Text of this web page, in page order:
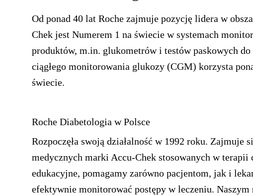
Od ponad 40 lat Roche zajmuje pozycję lidera w
Chek jest Numerem 1 na świecie w systemach
produktów, m.in. glukometrów i testów paskowych
ciągłego monitorowania glukozy (CGM) korzysta
świecie.
Roche Diabetologia w Polsce
Rozpoczęła swoją działalność w 1992 roku. Zajmuje
medycznych marki Accu-Chek stosowanych w
edukacyjne, pomagamy zarówno pacjentom, jak i
efektywnie monitorować postępy w leczeniu.